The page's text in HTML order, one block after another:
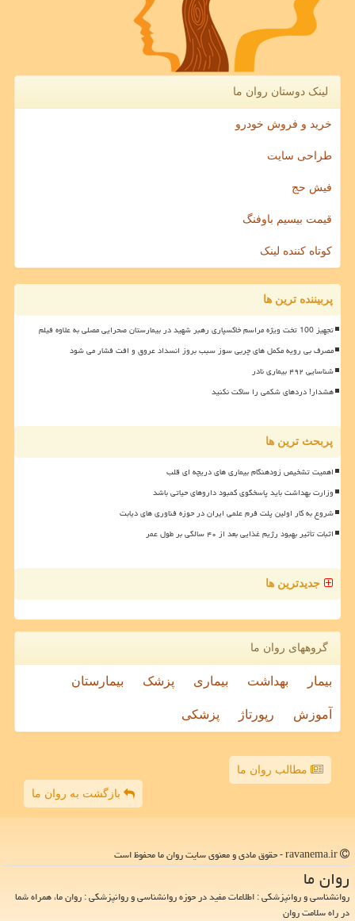
لینک دوستان روان ما
خرید و فروش خودرو
طراحی سایت
فیش حج
قیمت بیسیم باوفنگ
کوتاه کننده لینک
پربیننده ترین ها
تجهیز 100 تخت ویژه مراسم خاکسپاری رهبر شهید در بیمارستان صحرایی مصلی به علاوه فیلم
مصرف بی رویه مکمل های چربی سوز سبب بروز انسداد عروق و افت فشار می شود
شناسایی ۴۹۲ بیماری نادر
هشدار! دردهای شکمی را ساکت نکنید
پربحث ترین ها
اهمیت تشخیص زودهنگام بیماری های دریچه ای قلب
وزارت بهداشت باید پاسخگوی کمبود داروهای حیاتی باشد
شروع به کار اولین پلت فرم علمی ایران در حوزه فناوری های دیابت
اثبات تأثیر بهبود رژیم غذایی بعد از ۴۰ سالگی بر طول عمر
جدیدترین ها
گروههای روان ما
بیمار بهداشت بیماری پزشک بیمارستان
آموزش رپورتاژ پزشکی
مطالب روان ما
بازگشت به روان ما
روان ما
روانشناسی و روانپزشکی : اطلاعات مفید در حوزه روانشناسی و روانپزشکی : روان ما، همراه شما
در راه سلامت روان